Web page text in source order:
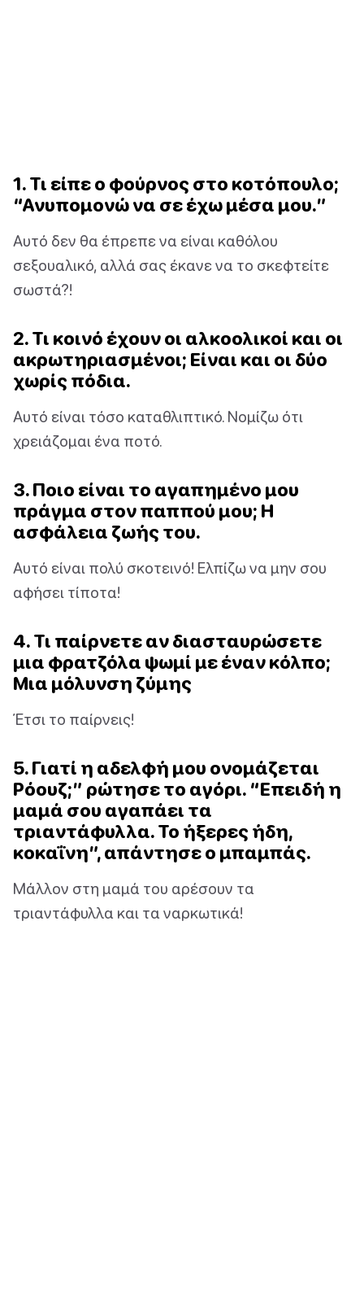
1. Τι είπε ο φούρνος στο κοτόπουλο;
“Ανυπομονώ να σε έχω μέσα μου.”
Αυτό δεν θα έπρεπε να είναι καθόλου
σεξουαλικό, αλλά σας έκανε να το σκεφτείτε
σωστά?!
2. Τι κοινό έχουν οι αλκοολικοί και οι
ακρωτηριασμένοι; Είναι και οι δύο
χωρίς πόδια.
Αυτό είναι τόσο καταθλιπτικό. Νομίζω ότι
χρειάζομαι ένα ποτό.
3. Ποιο είναι το αγαπημένο μου
πράγμα στον παππού μου; Η
ασφάλεια ζωής του.
Αυτό είναι πολύ σκοτεινό! Ελπίζω να μην σου
αφήσει τίποτα!
4. Τι παίρνετε αν διασταυρώσετε
μια φρατζόλα ψωμί με έναν κόλπο;
Μια μόλυνση ζύμης
Έτσι το παίρνεις!
5. Γιατί η αδελφή μου ονομάζεται
Ρόουζ;” ρώτησε το αγόρι. “Επειδή η
μαμά σου αγαπάει τα
τριαντάφυλλα. Το ήξερες ήδη,
κοκαΐνη”, απάντησε ο μπαμπάς.
Μάλλον στη μαμά του αρέσουν τα
τριαντάφυλλα και τα ναρκωτικά!